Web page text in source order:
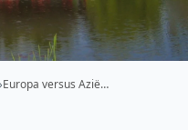
Europa versus Azië…